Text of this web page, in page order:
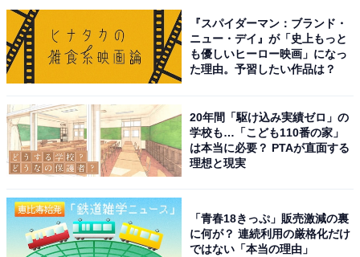
小型で耳への収まりがよく、長時間つけていても疲
れにくいのが気に入っています
マルチポイントのおかげでスマホとPCを行き来す
るのがとても楽になりました
『スパイダーマン：ブランド・
ニュー・デイ』が「史上もっと
も優しいヒーロー映画」になっ
た理由。予習したい作品は？
20年間「駆け込み実績ゼロ」の
学校も…「こども110番の家」
は本当に必要？ PTAが直面する
理想と現実
「青春18きっぷ」販売激減の裏
に何が？ 連続利用の厳格化だけ
ではない「本当の理由」